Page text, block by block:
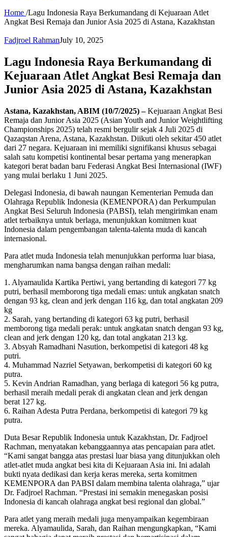
Home /Lagu Indonesia Raya Berkumandang di Kejuaraan Atlet
Angkat Besi Remaja dan Junior Asia 2025 di Astana, Kazakhstan
Fadjroel RahmanJuly 10, 2025
Lagu Indonesia Raya Berkumandang di
Kejuaraan Atlet Angkat Besi Remaja dan
Junior Asia 2025 di Astana, Kazakhstan
Astana, Kazakhstan, ABIM (10/7/2025) –Kejuaraan Angkat Besi
Remaja dan Junior Asia 2025 (Asian Youth and Junior Weightlifting
Championships 2025) telah resmi bergulir sejak 4 Juli 2025 di
Qazaqstan Arena, Astana, Kazakhstan. Diikuti oleh sekitar 450 atlet
dari 27 negara. Kejuaraan ini memiliki signifikansi khusus sebagai
salah satu kompetisi kontinental besar pertama yang menerapkan
kategori berat badan baru Federasi Angkat Besi Internasional (IWF)
yang mulai berlaku 1 Juni 2025.
Delegasi Indonesia, di bawah naungan Kementerian Pemuda dan
Olahraga Republik Indonesia (KEMENPORA) dan Perkumpulan
Angkat Besi Seluruh Indonesia (PABSI), telah mengirimkan enam
atlet terbaiknya untuk berlaga, menunjukkan komitmen kuat
Indonesia dalam pengembangan talenta-talenta muda di kancah
internasional.
Para atlet muda Indonesia telah menunjukkan performa luar biasa,
mengharumkan nama bangsa dengan raihan medali:
1. Alyamaulida Kartika Pertiwi, yang bertanding di kategori 77 kg
putri, berhasil memborong tiga medali emas: untuk angkatan snatch
dengan 93 kg, clean and jerk dengan 116 kg, dan total angkatan 209
kg
2. Sarah, yang bertanding di kategori 63 kg putri, berhasil
memborong tiga medali perak: untuk angkatan snatch dengan 93 kg,
clean and jerk dengan 120 kg, dan total angkatan 213 kg.
3. Absyah Ramadhani Nasution, berkompetisi di kategori 48 kg
putri.
4. Muhammad Nazriel Setyawan, berkompetisi di kategori 60 kg
putra.
5. Kevin Andrian Ramadhan, yang berlaga di kategori 56 kg putra,
berhasil meraih medali perak di angkatan clean and jerk dengan
berat 127 kg.
6. Raihan Adesta Putra Perdana, berkompetisi di kategori 79 kg
putra.
Duta Besar Republik Indonesia untuk Kazakhstan, Dr. Fadjroel
Rachman, menyatakan kebanggaannya atas pencapaian para atlet.
“Kami sangat bangga atas prestasi luar biasa yang ditunjukkan oleh
atlet-atlet muda angkat besi kita di Kejuaraan Asia ini. Ini adalah
bukti nyata dedikasi dan kerja keras mereka, serta komitmen
KEMENPORA dan PABSI dalam membina talenta olahraga,” ujar
Dr. Fadjroel Rachman. “Prestasi ini semakin menegaskan posisi
Indonesia di kancah olahraga angkat besi regional dan global.”
Para atlet yang meraih medali juga menyampaikan kegembiraan
mereka. Alyamaulida, Sarah, dan Raihan mengungkapkan, “Kami